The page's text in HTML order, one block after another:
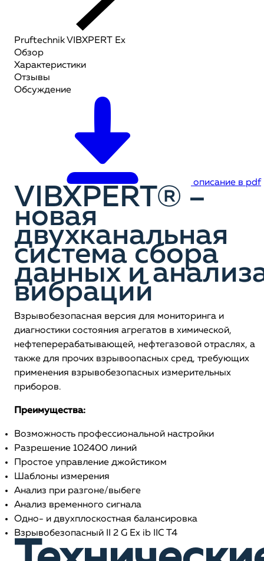
Pruftechnik VIBXPERT Ex
Обзор
Характеристики
Отзывы
Обсуждение
описание в pdf
VIBXPERT® –
новая
двухканальная
система сбора
данных и
вибраций
Взрывобезопасная версия для мониторинга и
диагностики состояния агрегатов в химической,
нефтеперерабатывающей, нефтегазовой отраслях, а
также для прочих взрывоопасных сред, требующих
применения взрывобезопасных измерительных
приборов.
Преимущества:
Возможность профессиональной настройки
Разрешение 102400 линий
Простое управление джойстиком
Шаблоны измерения
Анализ при разгоне/выбеге
Анализ временного сигнала
Одно- и двухплоскостная балансировка
Взрывобезопасный II 2 G Ex ib IIC T4